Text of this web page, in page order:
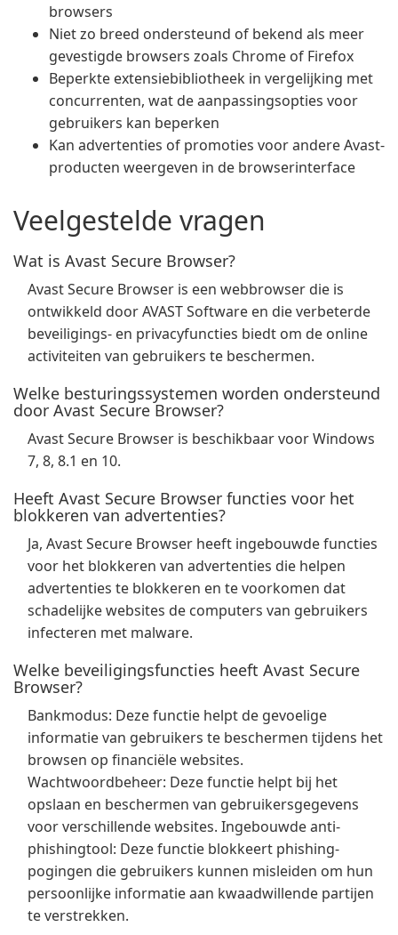
browsers
Niet zo breed ondersteund of bekend als meer
gevestigde browsers zoals Chrome of Firefox
Beperkte extensiebibliotheek in vergelijking met
concurrenten, wat de aanpassingsopties voor
gebruikers kan beperken
Kan advertenties of promoties voor andere Avast-
producten weergeven in de browserinterface
Veelgestelde vragen
Wat is Avast Secure Browser?
Avast Secure Browser is een webbrowser die is
ontwikkeld door AVAST Software en die verbeterde
beveiligings- en privacyfuncties biedt om de online
activiteiten van gebruikers te beschermen.
Welke besturingssystemen worden ondersteund
door Avast Secure Browser?
Avast Secure Browser is beschikbaar voor Windows
7, 8, 8.1 en 10.
Heeft Avast Secure Browser functies voor het
blokkeren van advertenties?
Ja, Avast Secure Browser heeft ingebouwde functies
voor het blokkeren van advertenties die helpen
advertenties te blokkeren en te voorkomen dat
schadelijke websites de computers van gebruikers
infecteren met malware.
Welke beveiligingsfuncties heeft Avast Secure
Browser?
Bankmodus: Deze functie helpt de gevoelige
informatie van gebruikers te beschermen tijdens het
browsen op financiële websites.
Wachtwoordbeheer: Deze functie helpt bij het
opslaan en beschermen van gebruikersgegevens
voor verschillende websites. Ingebouwde anti-
phishingtool: Deze functie blokkeert phishing-
pogingen die gebruikers kunnen misleiden om hun
persoonlijke informatie aan kwaadwillende partijen
te verstrekken.